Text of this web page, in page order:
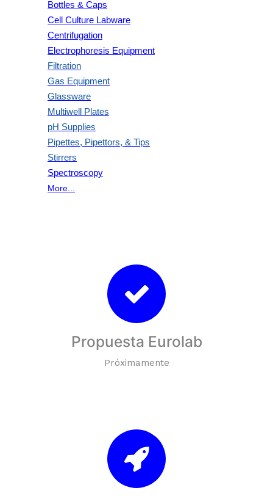
Bottles & Caps
Cell Culture Labware
Centrifugation
Electrophoresis Equipment
Filtration
Gas Equipment
Glassware
Multiwell Plates
pH Supplies
Pipettes, Pipettors, & Tips
Stirrers
Spectroscopy
More...
Propuesta Eurolab
Próximamente